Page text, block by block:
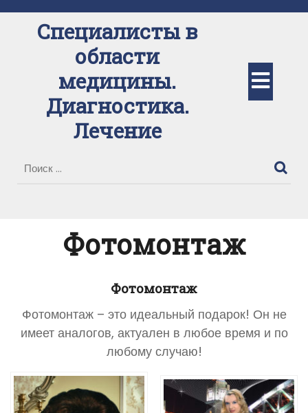
содержимомуСпециалисты в
области
медицины.
Диагностика.
Лечение
Фотомонтаж
Фотомонтаж
Фотомонтаж – это идеальный подарок! Он не
имеет аналогов, актуален в любое время и по
любому случаю!